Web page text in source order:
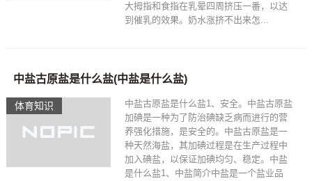
大拇指和食指在乳晕四周挤压一番，以达
到催乳的效果。奶水涨挤不出来怎...
体育知识
中盐古原盐是什么盐(中盐是什么盐)
中盐古原盐是什么盐1、安全。中盐古原盐
加碘是一种为了防治碘缺乏病而进行的营
养强化措施，是安全的。中盐古原盐是一
种天然海盐，其加碘过程是在生产过程中
加入碘盐，以保证加碘均匀、稳定。中盐
是什么盐1、中盐简介中盐是一个盐业品